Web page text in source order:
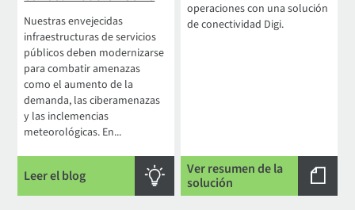
Nuestras envejecidas
infraestructuras de servicios
públicos deben modernizarse
para combatir amenazas
como el aumento de la
demanda, las ciberamenazas
y las inclemencias
meteorológicas. En...
Leer el blog
operaciones con una solución
de conectividad Digi.
Ver resumen de la
solución